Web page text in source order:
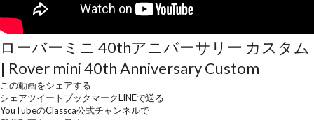
ローバーミニ 40thアニバーサリー カスタム
| Rover mini 40th Anniversary Custom
この動画をシェアする
シェアツイート ブックマークLINEで送る
YouTubeのClassca公式チャンネルで